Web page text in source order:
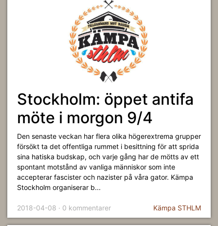
Stockholm: öppet antifa
möte i morgon 9/4
Den senaste veckan har flera olika högerextrema grupper
försökt ta det offentliga rummet i besittning för att sprida
sina hatiska budskap, och varje gång har de mötts av ett
spontant motstånd av vanliga människor som inte
accepterar fascister och nazister på våra gator. Kämpa
Stockholm organiserar b...
2018-04-08 · 0 kommentarer Kämpa STHLM